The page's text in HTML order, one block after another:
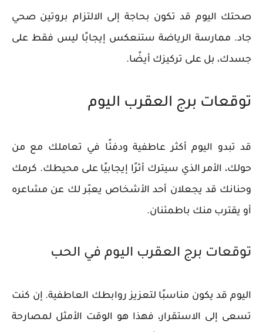
صحتك اليوم قد تكون بحاجة إلى الالتزام بروتين صحي
جاد. ممارسة الرياضة ستنعكس إيجابًا ليس فقط على
جسدك، بل على تركيزك أيضًا.
توقعات برج العقرب اليوم
قد تبدو اليوم أكثر عاطفية ودفئًا في تعاملك مع من
حولك، الأمر الذي سيترك أثرًا إيجابيًا على محيطك. كرمك
وحنانك قد يجعلان أحد الأشخاص يعبّر لك عن مشاعره
أو يقترب منك باطمئنان.
توقعات برج العقرب اليوم في الحب
اليوم قد يكون مناسبًا لتعزيز روابطك العاطفية. إن كنت
تسعى إلى الاستقرار، فهذا هو الوقت الأمثل لمصارحة